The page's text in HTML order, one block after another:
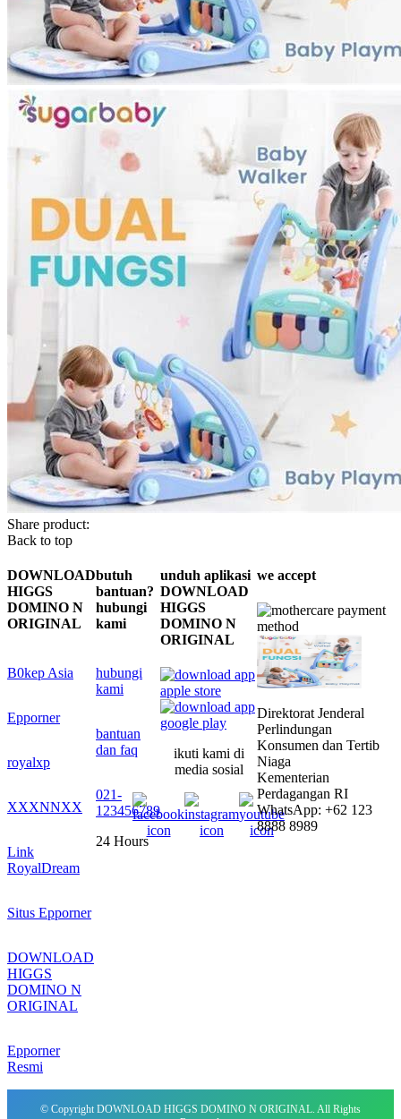
Share product:
Back to top
DOWNLOAD
HIGGS
DOMINO N
ORIGINAL
B0kep Asia
Epporner
royalxp
XXXNNXX
Link
RoyalDream
Situs Epporner
DOWNLOAD
HIGGS
DOMINO N
ORIGINAL
Epporner
Resmi
butuh
bantuan?
hubungi
kami
hubungi
kami
bantuan
dan faq
021-
123456789
24 Hours
unduh aplikasi
DOWNLOAD
HIGGS
DOMINO N
ORIGINAL
ikuti kami di
media sosial
we accept
Direktorat Jenderal
Perlindungan
Konsumen dan Tertib
Niaga
Kementerian
Perdagangan RI
WhatsApp: +62 123
8888 8989
© Copyright DOWNLOAD HIGGS DOMINO N ORIGINAL. All Rights